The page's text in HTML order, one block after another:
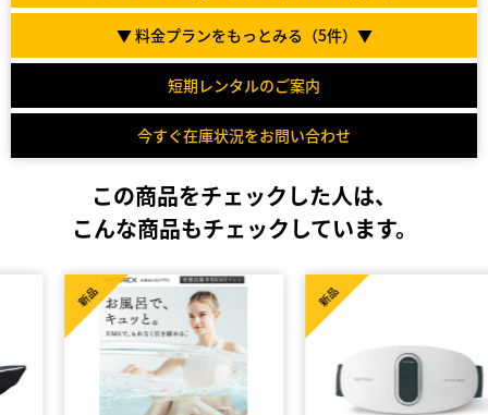
▼ 料金プランをもっとみる（5件）▼
短期レンタルのご案内
今すぐ在庫状況をお問い合わせ
この商品をチェックした人は、
こんな商品もチェックしています。